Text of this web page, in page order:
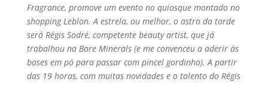
Fragrance, promove um evento no quiosque montado no
shopping Leblon. A estrela, ou melhor, o astro da tarde
será Régis Sodré, competente beauty artist, que já
trabalhou na Bare Minerals (e me convenceu a aderir às
bases em pó para passar com pincel gordinho). A partir
das 19 horas, com muitas novidades e o talento do Régis